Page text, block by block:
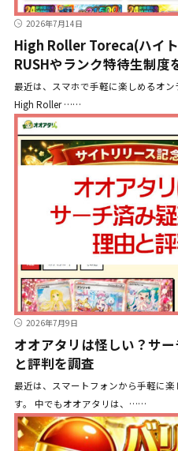
2026年7月14日
High Roller Toreca(ハイ
RUSHやランク特待生制度
最近は、スマホで手軽に楽しめるオ
High Roller ……
2026年7月9日
オオアタリは怪しい？サ
と評判を調査
最近は、スマートフォンから手軽に
す。 中でもオオアタリは、……